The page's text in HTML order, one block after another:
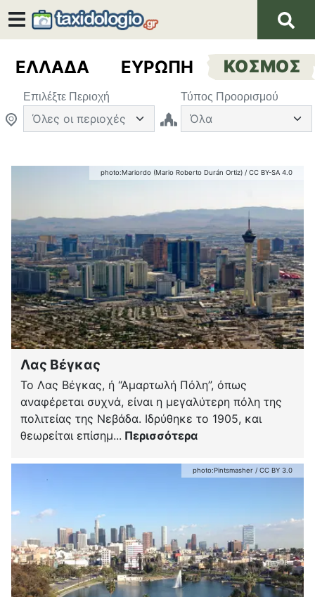
ΕΛΛΑΔΑ ΕΥΡΩΠΗ ΚΟΣΜΟΣ
Επιλέξτε Περιοχή Τύπος Προορισμού
photo:Mariordo (Mario Roberto Durán Ortiz) / CC BY-SA 4.0
Λας Βέγκας
Το Λας Βέγκας, ή “Αμαρτωλή Πόλη”, όπως
αναφέρεται συχνά, είναι η μεγαλύτερη πόλη της
πολιτείας της Νεβάδα. Ιδρύθηκε το 1905, και
θεωρείται επίσημ... Περισσότερα
photo:Pintsmasher / CC BY 3.0